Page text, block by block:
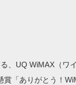
、UQ WiMAX（
「ありがとう！